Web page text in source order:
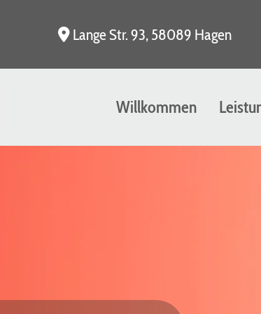
Lange Str. 93, 58089 Hagen
Willkommen